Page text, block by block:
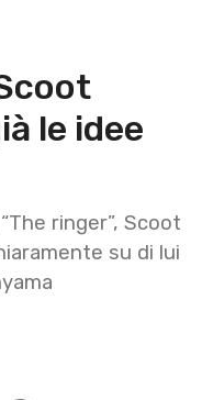
le idee
ringer”, Scoot
su di lui